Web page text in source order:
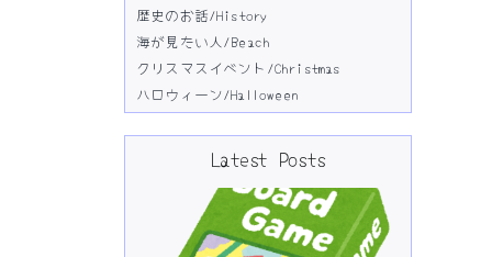
歴史のお話/History
海が見たい人/Beach
クリスマスイベント/Christmas
ハロウィーン/Halloween
Latest Posts